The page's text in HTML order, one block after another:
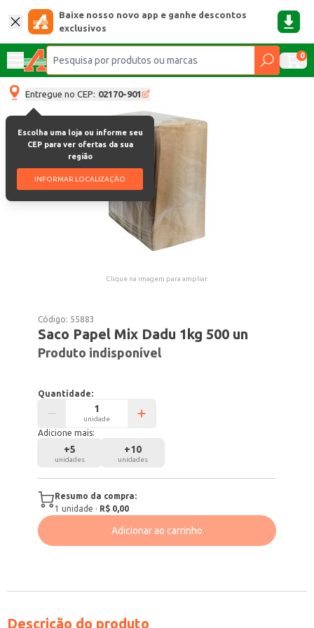
Baixe nosso novo app e ganhe descontos
exclusivos
0
Entregue no CEP: 02170-901
Escolha uma loja ou informe seu
CEP para ver ofertas da sua
região
INFORMAR LOCALIZAÇÃO
Clique na imagem para ampliar.
Código: 55883
Saco Papel Mix Dadu 1kg 500 un
Produto indisponível
Quantidade:
unidade
Adicione mais:
+5
unidades
+10
unidades
Resumo da compra:
1 unidade · R$ 0,00
Adicionar ao carrinho
Descrição do produto